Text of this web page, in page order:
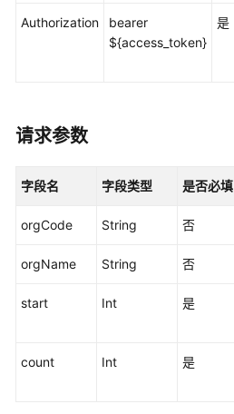
鉴
管
Authorization
bearer
${access_token}
是
请求参数
字段名 字段类型 是否必填
orgCode String 否
orgName String 否
start Int 是
count Int 是